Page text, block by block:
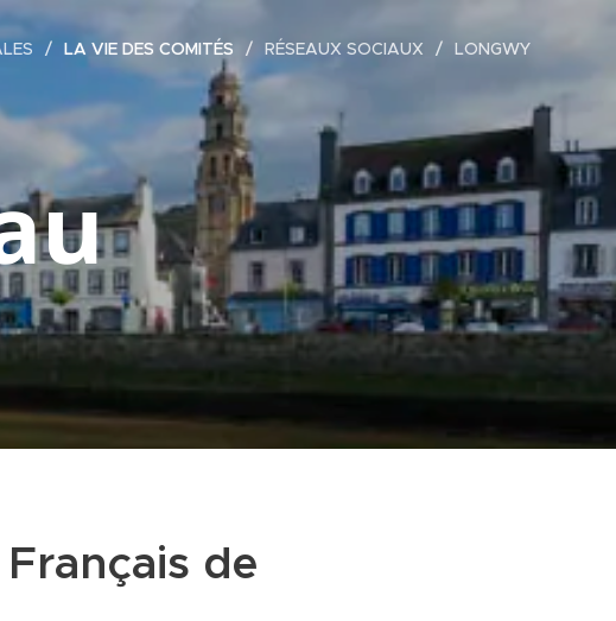
LA VIE DES COMITÉS RÉSEAUX SOCIAUX LONGWY
de